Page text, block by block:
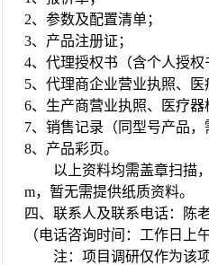
2、参数及配置清单；
3、产品注册证；
4、代理授权书（含个人授权
5、代理商企业营业执照、医
6、生产商营业执照、医疗
7、销售记录（同型号产品
8、产品彩页。
以上资料均需盖章扫描
m，暂无需提供纸质资料。
四、联系人及联系电话：陈
（电话咨询时间：工作日上
注：项目调研仅作为该